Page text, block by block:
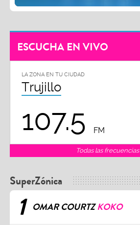
ESCUCHA EN VIVO
LA ZONA EN TU CIUDAD
102.3
Todas las frecuencias
SuperZónica
1 OMAR COURTZKOKO